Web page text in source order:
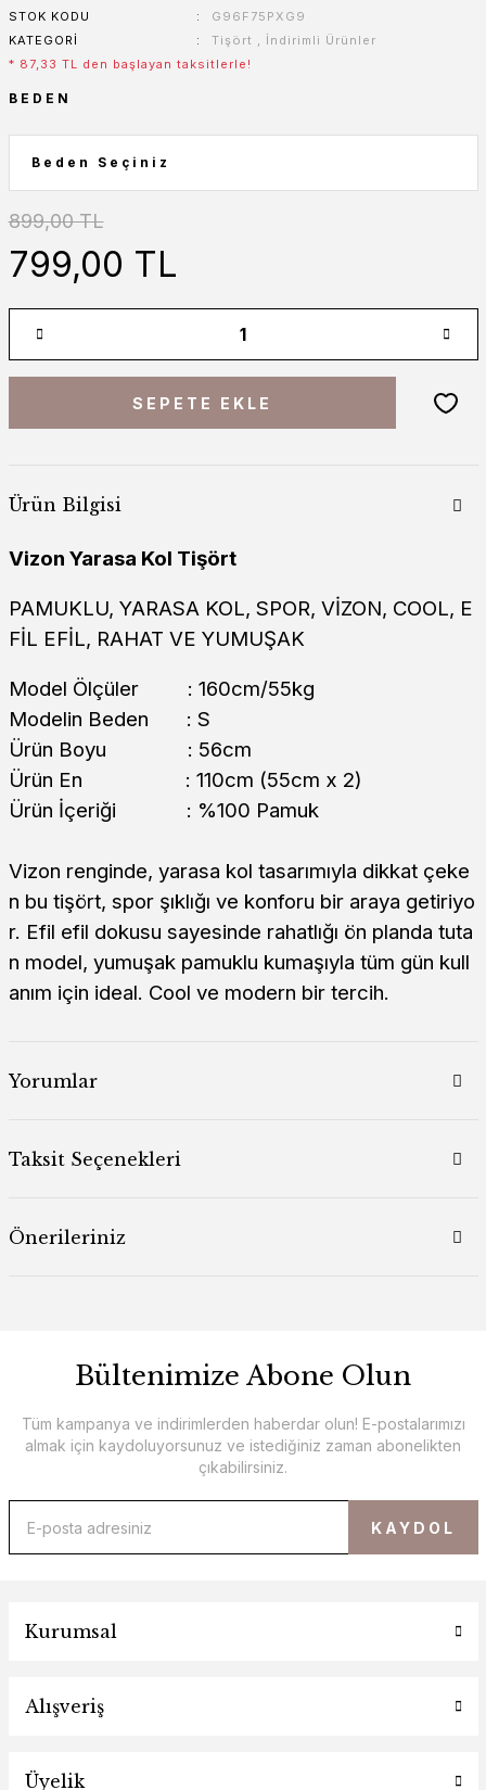
STOK KODU
G96F75PXG9
KATEGORI
Tişört , İndirimli Ürünler
* 87,33 TL den başlayan taksitlerle!
BEDEN
899,00 TL
799,00 TL
SEPETE EKLE
Ürün Bilgisi
Vizon Yarasa Kol Tişört
PAMUKLU, YARASA KOL, SPOR, VİZON, COOL, E
FİL EFİL, RAHAT VE YUMUŞAK
Model Ölçüler : 160cm/55kg
Modelin Beden : S
Ürün Boyu : 56cm
Ürün En : 110cm (55cm x 2)
Ürün İçeriği : %100 Pamuk
Vizon renginde, yarasa kol tasarımıyla dikkat çeke
n bu tişört, spor şıklığı ve konforu bir araya getiriyo
r. Efil efil dokusu sayesinde rahatlığı ön planda tuta
n model, yumuşak pamuklu kumaşıyla tüm gün kull
anım için ideal. Cool ve modern bir tercih.
Yorumlar
Taksit Seçenekleri
Önerileriniz
Bültenimize Abone Olun
Tüm kampanya ve indirimlerden haberdar olun! E-postalarımızı
almak için kaydoluyorsunuz ve istediğiniz zaman abonelikten
çıkabilirsiniz.
KAYDOL
Kurumsal
Alışveriş
Üyelik